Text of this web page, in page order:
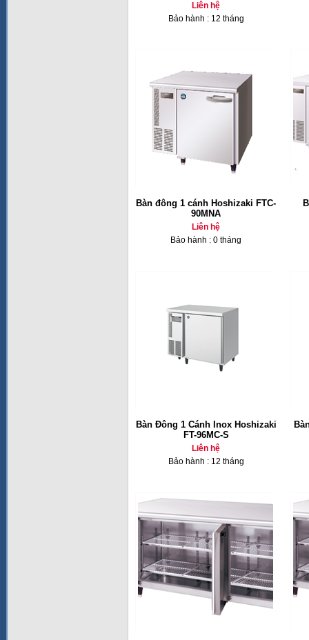
Liên hệ
Bảo hành : 12 tháng
Bàn đông 1 cánh Hoshizaki FTC-
90MNA
Liên hệ
Bảo hành : 0 tháng
Bàn Đông 1 Cánh Inox Hoshizaki
FT-96MC-S
Liên hệ
Bảo hành : 12 tháng